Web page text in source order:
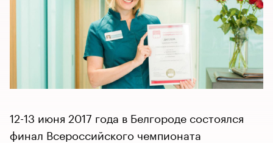
12-13 июня 2017 года в Белгороде состоялся
финал Всероссийского чемпионата